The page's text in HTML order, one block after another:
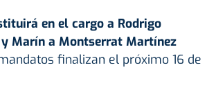
en el cargo a Rodrigo
y Marín a Montserrat Martínez
finalizan el próximo 16 de